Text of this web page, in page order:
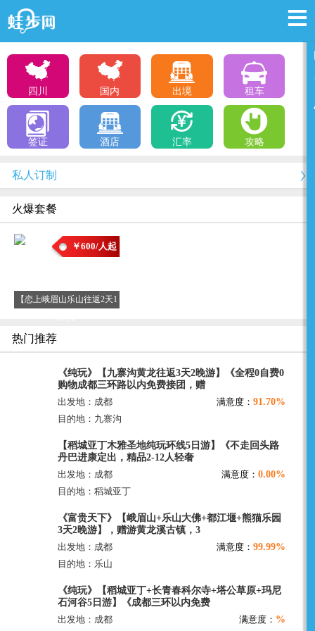
四川 国内 出境 租车
签证 酒店 汇率 攻略
私人订制
火爆套餐
【恋上峨眉山乐山往返2天1
￥600/人起
热门推荐
《纯玩》【九寨沟黄龙往返3天2晚游】《全程0自费0
购物成都三环路以内免费接团，赠
出发地：成都 满意度：91.70%
目的地：九寨沟
【稻城亚丁木雅圣地纯玩环线5日游】《不走回头路
丹巴进康定出，精品2-12人轻奢
出发地：成都 满意度：0.00%
目的地：稻城亚丁
《富贵天下》【峨眉山+乐山大佛+都江堰+熊猫乐园
3天2晚游】，赠游黄龙溪古镇，3
出发地：成都 满意度：99.99%
目的地：乐山
《纯玩》【稻城亚丁+长青春科尔寺+塔公草原+玛尼
石河谷5日游】《成都三环以内免费
出发地：成都 满意度： %